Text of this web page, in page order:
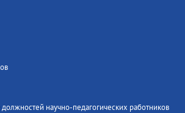
научно-педагогических работников